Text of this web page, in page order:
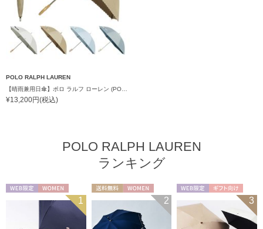
POLO RALPH LAUREN
¥13,200円(税込)
POLO RALPH LAUREN
ランキング
1 2
ギフト向け
UNISEX
3